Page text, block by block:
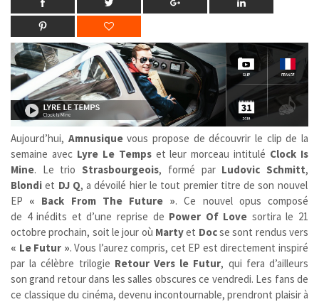
Aujourd’hui, Amnusiquevous propose de découvrir le clip de la
semaine avec Lyre Le Tempset leur morceau intitulé Clock Is
Mine. Le trioStrasbourgeois, formé par Ludovic Schmitt,
Blondiet DJ Q, a dévoilé hier le tout premier titre de son nouvel
EP « Back From The Future ». Ce nouvel opus composé
de 4 inédits et d’une reprise de Power Of Love sortira le 21
octobre prochain, soit le jour où Martyet Docse sont rendus vers
« Le Futur ». Vous l’aurez compris, cet EP est directement inspiré
par la célèbre trilogie Retour Vers le Futur, qui fera d’ailleurs
son grand retour dans les salles obscures ce vendredi. Les fans de
ce classique du cinéma, devenu incontournable, prendront plaisir à